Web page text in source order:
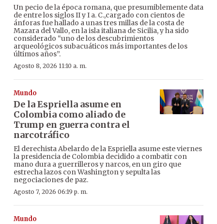
Un pecio de la época romana, que presumiblemente data
de entre los siglos II y I a. C.,cargado con cientos de
ánforas fue hallado a unas tres millas de la costa de
Mazara del Vallo, en la isla italiana de Sicilia, y ha sido
considerado “uno de los descubrimientos
arqueológicos subacuáticos más importantes de los
últimos años”.
Agosto 8, 2026 11:10 a. m.
Mundo
De la Espriella asume en
Colombia como aliado de
Trump en guerra contra el
narcotráfico
El derechista Abelardo de la Espriella asume este viernes
la presidencia de Colombia decidido a combatir con
mano dura a guerrilleros y narcos, en un giro que
estrecha lazos con Washington y sepulta las
negociaciones de paz.
Agosto 7, 2026 06:19 p. m.
Mundo